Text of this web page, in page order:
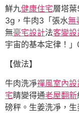
鮮九健康住宅層塔
3g，牛肉3「張水無
無豪宅設計法客變設
宇宙的基本定律！」
【做法】
牛肉洗凈禪風室內設
宅睛變得通老屋翻新
磅秤。生姜洗凈，